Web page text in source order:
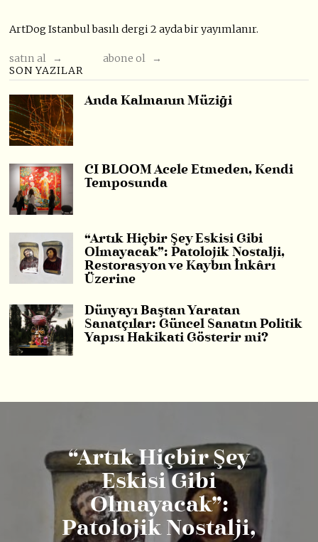
ArtDog Istanbul basılı dergi 2 ayda bir yayımlanır.
satın al →
abone ol →
SON YAZILAR
Anda Kalmanın Müziği
CI BLOOM Acele Etmeden, Kendi
Temposunda
“Artık Hiçbir Şey Eskisi Gibi
Olmayacak”: Patolojik Nostalji,
Restorasyon ve Kaybın İnkârı
Üzerine
Dünyayı Baştan Yaratan
Sanatçılar: Güncel Sanatın Politik
Yapısı Hakikati Gösterir mi?
“Artık Hiçbir Şey
Eskisi Gibi
Olmayacak”:
Patolojik Nostalji,